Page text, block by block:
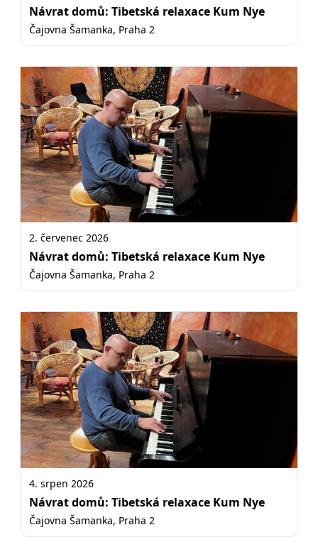
Návrat domů: Tibetská relaxace Kum Nye
Čajovna Šamanka, Praha 2
2. červenec 2026
Návrat domů: Tibetská relaxace Kum Nye
Čajovna Šamanka, Praha 2
4. srpen 2026
Návrat domů: Tibetská relaxace Kum Nye
Čajovna Šamanka, Praha 2